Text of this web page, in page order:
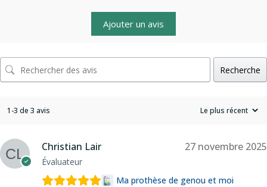
Ajouter un avis
Recherche
1-3 de 3 avis
Christian Lair
Évaluateur
27 novembre 2025
Ma prothèse de genou et moi